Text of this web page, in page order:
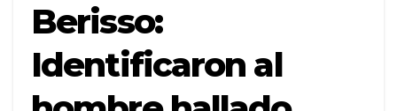
Berisso:
Identificaron al